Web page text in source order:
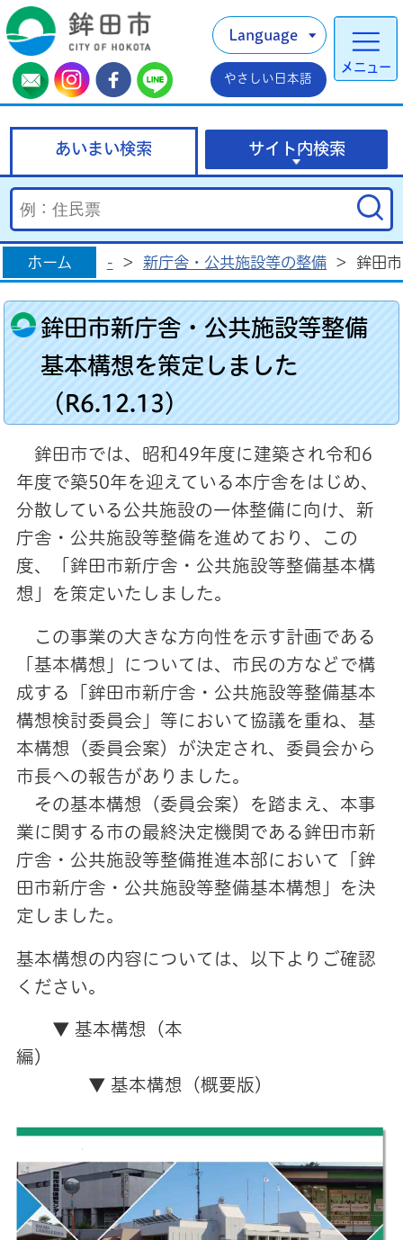
メニュー
Language
やさしい日本語
あいまい検索 サイト内検索
ホーム - > 新庁舎・公共施設等の整備 > 鉾田
鉾田市新庁舎・公共施設等整備
基本構想を策定しました
（R6.12.13）
鉾田市では、昭和49年度に建築され令和6
年度で築50年を迎えている本庁舎をはじめ、
分散している公共施設の一体整備に向け、新
庁舎・公共施設等整備を進めており、この
度、「鉾田市新庁舎・公共施設等整備基本構
想」を策定いたしました。
この事業の大きな方向性を示す計画である
「基本構想」については、市民の方などで構
成する「鉾田市新庁舎・公共施設等整備基本
構想検討委員会」等において協議を重ね、基
本構想（委員会案）が決定され、委員会から
市長への報告がありました。
その基本構想（委員会案）を踏まえ、本事
業に関する市の最終決定機関である鉾田市新
庁舎・公共施設等整備推進本部において「鉾
田市新庁舎・公共施設等整備基本構想」を決
定しました。
基本構想の内容については、以下よりご確認
ください。
▼ 基本構想（本
編）
▼ 基本構想（概要版）